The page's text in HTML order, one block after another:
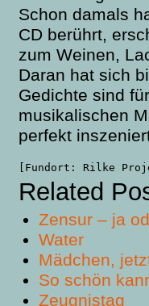
Schon damals
CD berührt,
zum Weinen,
Daran hat sich
Gedichte sind
musikalischen
perfekt
[Fundort: Rilke
Related
Zensur – ja
Water
Mädchen,
So schön
Zeugnistag